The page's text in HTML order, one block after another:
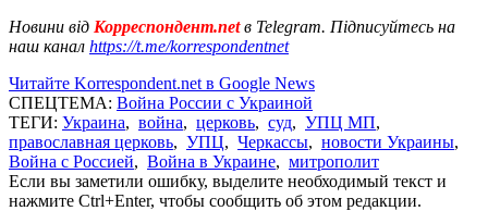
Новини від Корреспондент.netв Telegram. Підписуйтесь на
наш канал https://t.me/korrespondentnet
Читайте Korrespondent.net в Google News
СПЕЦТЕМА: Война России с Украиной
ТЕГИ: Украина, война, церковь, суд, УПЦ МП,
православная церковь, УПЦ, Черкассы, новости Украины,
Война с Россией, Война в Украине, митрополит
Если вы заметили ошибку, выделите необходимый текст и
нажмите Ctrl+Enter, чтобы сообщить об этом редакции.